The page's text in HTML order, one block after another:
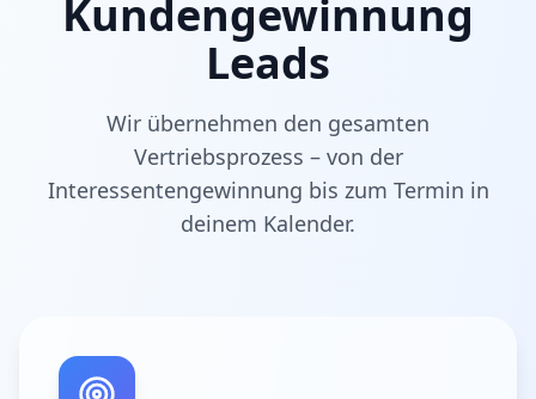
Kundengewinnung
Leads
Wir übernehmen den gesamten
Vertriebsprozess – von der
Interessentengewinnung bis zum Termin in
deinem Kalender.